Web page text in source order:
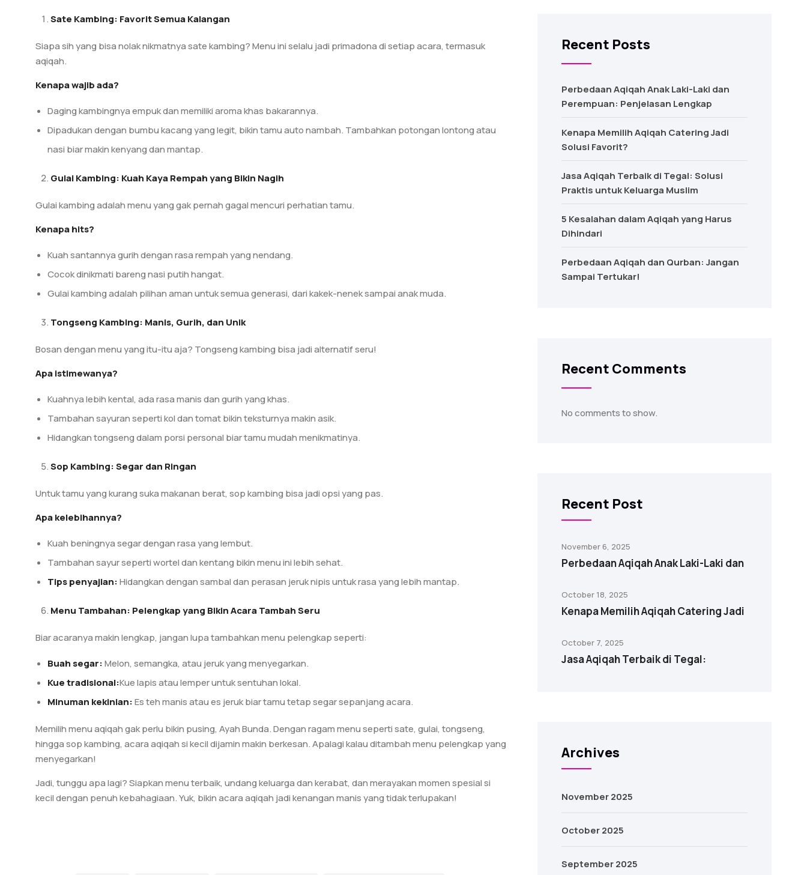
Sate Kambing: Favorit Semua Kalangan
Siapa sih yang bisa nolak nikmatnya sate kambing? Menu ini selalu jadi primadona di setiap acara, termasuk
aqiqah.
Kenapa wajib ada?
Daging kambingnya empuk dan memiliki aroma khas bakarannya.
Dipadukan dengan bumbu kacang yang legit, bikin tamu auto nambah. Tambahkan potongan lontong atau
nasi biar makin kenyang dan mantap.
Gulai Kambing: Kuah Kaya Rempah yang Bikin Nagih
Gulai kambing adalah menu yang gak pernah gagal mencuri perhatian tamu.
Kenapa hits?
Kuah santannya gurih dengan rasa rempah yang nendang.
Cocok dinikmati bareng nasi putih hangat.
Gulai kambing adalah pilihan aman untuk semua generasi, dari kakek-nenek sampai anak muda.
Tongseng Kambing: Manis, Gurih, dan Unik
Bosan dengan menu yang itu-itu aja? Tongseng kambing bisa jadi alternatif seru!
Apa istimewanya?
Kuahnya lebih kental, ada rasa manis dan gurih yang khas.
Tambahan sayuran seperti kol dan tomat bikin teksturnya makin asik.
Hidangkan tongseng dalam porsi personal biar tamu mudah menikmatinya.
Sop Kambing: Segar dan Ringan
Untuk tamu yang kurang suka makanan berat, sop kambing bisa jadi opsi yang pas.
Apa kelebihannya?
Kuah beningnya segar dengan rasa yang lembut.
Tambahan sayur seperti wortel dan kentang bikin menu ini lebih sehat.
Tips penyajian:Hidangkan dengan sambal dan perasan jeruk nipis untuk rasa yang lebih mantap.
Menu Tambahan: Pelengkap yang Bikin Acara Tambah Seru
Biar acaranya makin lengkap, jangan lupa tambahkan menu pelengkap seperti:
Buah segar:Melon, semangka, atau jeruk yang menyegarkan.
Kue tradisional:Kue lapis atau lemper untuk sentuhan lokal.
Minuman kekinian:Es teh manis atau es jeruk biar tamu tetap segar sepanjang acara.
Memilih menu aqiqah gak perlu bikin pusing, Ayah Bunda. Dengan ragam menu seperti sate, gulai, tongseng,
hingga sop kambing, acara aqiqah si kecil dijamin makin berkesan. Apalagi kalau ditambah menu pelengkap yang
menyegarkan!
Jadi, tunggu apa lagi? Siapkan menu terbaik, undang keluarga dan kerabat, dan merayakan momen spesial si
kecil dengan penuh kebahagiaan. Yuk, bikin acara aqiqah jadi kenangan manis yang tidak terlupakan!
Recent Posts
Perbedaan Aqiqah Anak Laki-Laki dan
Perempuan: Penjelasan Lengkap
Kenapa Memilih Aqiqah Catering Jadi
Solusi Favorit?
Jasa Aqiqah Terbaik di Tegal: Solusi
Praktis untuk Keluarga Muslim
5 Kesalahan dalam Aqiqah yang Harus
Dihindari
Perbedaan Aqiqah dan Qurban: Jangan
Sampai Tertukar!
Recent Comments
No comments to show.
Recent Post
November 6, 2025
Perbedaan Aqiqah Anak Laki-Laki dan
October 18, 2025
Kenapa Memilih Aqiqah Catering Jadi
October 7, 2025
Jasa Aqiqah Terbaik di Tegal:
Archives
November 2025
October 2025
September 2025